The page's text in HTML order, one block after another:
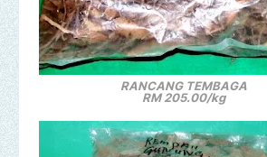
RANCANG TEMBAGA
RM 205.00/kg